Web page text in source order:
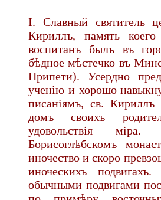
I. Славный святитель
Кириллъ, память
воспитанъ былъ въ
бѣдное мѣстечко въ
Припети). Усердно
ученію и хорошо
писаніямъ, св.
домъ своихъ
удовольствія
Борисоглѣбскомъ
иночество и скоро
иноческихъ
обычными подвигами